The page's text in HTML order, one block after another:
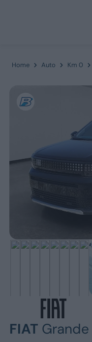
Home Auto Km 0
FIAT Grande